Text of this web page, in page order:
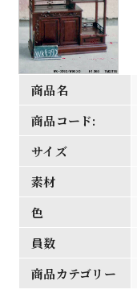
商品名
商品コード:
サイズ
素材
色
員数
商品カテゴリー